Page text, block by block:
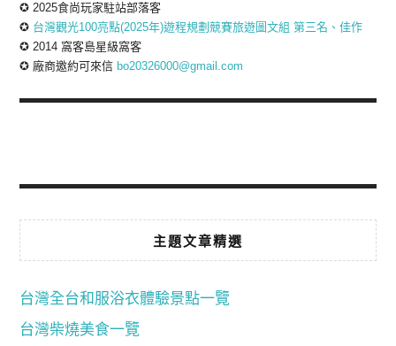
✪ 2025食尚玩家駐站部落客
✪ 台灣觀光100亮點(2025年)遊程規劃競賽旅遊圖文組 第三名、佳作
✪ 2014 窩客島星級窩客
✪ 廠商邀約可來信 bo20326000@gmail.com
主題文章精選
台灣全台和服浴衣體驗景點一覽
台灣柴燒美食一覽